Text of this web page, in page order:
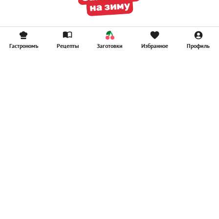
Гастрономъ Рецепты Заготовки Избранное Профиль